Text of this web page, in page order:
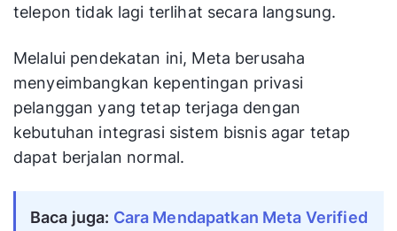
telepon tidak lagi terlihat secara langsung.
Melalui pendekatan ini, Meta berusaha
menyeimbangkan kepentingan privasi
pelanggan yang tetap terjaga dengan
kebutuhan integrasi sistem bisnis agar tetap
dapat berjalan normal.
Baca juga: Cara Mendapatkan Meta Verified